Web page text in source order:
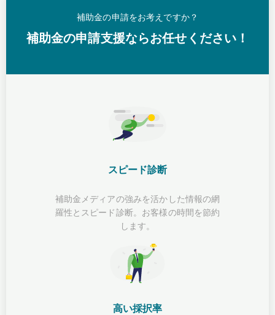
補助金の申請をお考えですか？
補助金の申請支援ならお任せください！
スピード診断
補助金メディアの強みを活かした情報の網
羅性とスピード診断。お客様の時間を節約
します。
高い採択率